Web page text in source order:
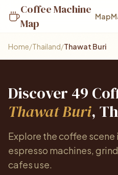
Coffee Machine
Map
Map
Home/Thailand/Thawat Buri
Discover 49
Thawat Buri,
Explore the coffee scene
espresso machines,
cafes use.